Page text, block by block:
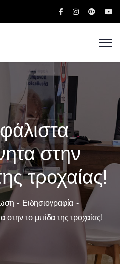
στην
τροχαίας!
Ειδησιογραφία
στην τσιμπίδα της τροχαίας!